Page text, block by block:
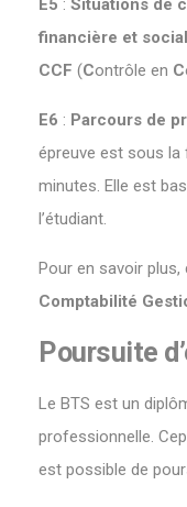
E5 : Situations de
financière et
CCF (Contrôle en C
E6 : Parcours de
épreuve est sous la
minutes. Elle est
l’étudiant.
Pour en savoir
Comptabilité
Poursuite
Le BTS est un
professionnelle.
est possible de